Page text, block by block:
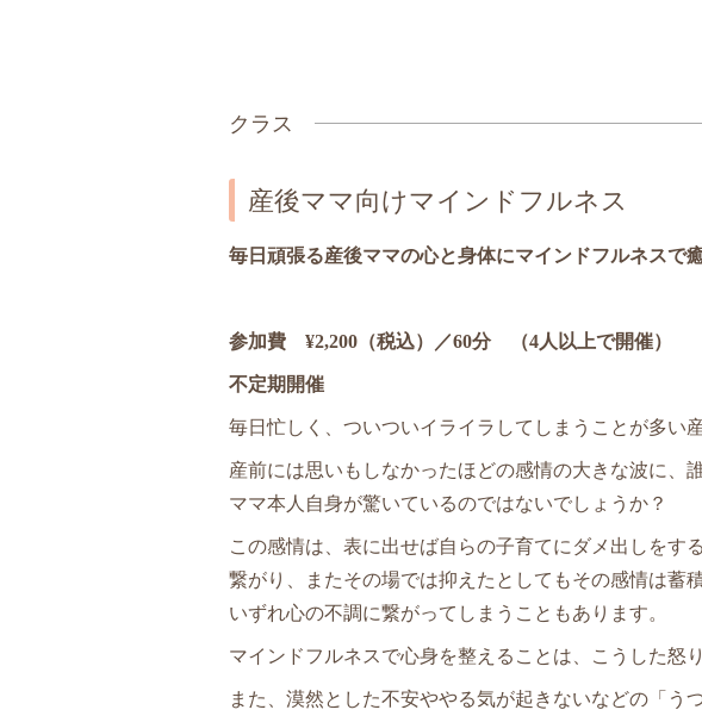
クラス
産後ママ向けマインドフルネス
毎日頑張る産後ママの心と身体にマインドフルネスで
参加費 ¥2,200（税込） ／60分（4人以上で開催）
不定期開催
毎日忙しく、ついついイライラしてしまうことが多い産
産前には思いもしなかったほどの感情の大きな波に、
ママ本人自身が驚いているのではないでしょうか？
この感情は、表に出せば自らの子育てにダメ出しをす
繋がり、またその場では抑えたとしてもその感情は蓄積
いずれ心の不調に繋がってしまうこともあります。
マインドフルネスで心身を整えることは、こうした怒
また、漠然とした不安ややる気が起きないなどの「う